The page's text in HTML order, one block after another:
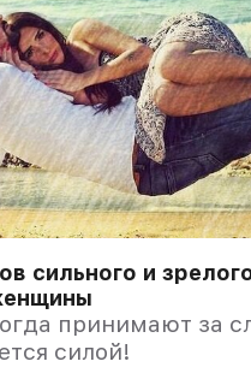
сильного и
принимают за
силой!